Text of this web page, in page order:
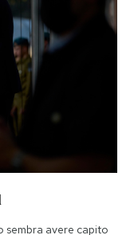
sembra avere capito